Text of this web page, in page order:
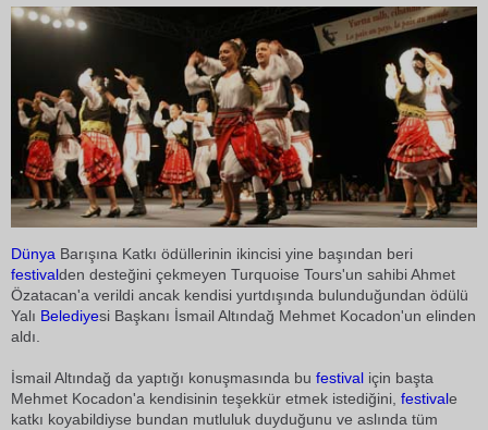
Dünya Barışına Katkı ödüllerinin ikincisi yine başından beri
festivalden desteğini çekmeyen Turquoise Tours'un sahibi Ahmet
Özatacan'a verildi ancak kendisi yurtdışında bulunduğundan ödülü
Yalı Belediyesi Başkanı İsmail Altındağ Mehmet Kocadon'un elinden
aldı.
İsmail Altındağ da yaptığı konuşmasında bu festival için başta
Mehmet Kocadon'a kendisinin teşekkür etmek istediğini, festivale
katkı koyabildiyse bundan mutluluk duyduğunu ve aslında tüm